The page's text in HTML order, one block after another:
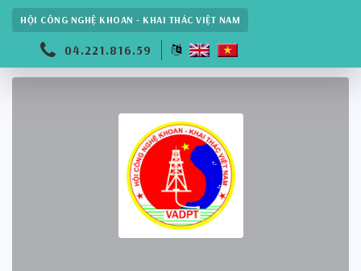
HỘI CÔNG NGHỆ KHOAN - KHAI THÁC VIỆT NAM
04.221.816.59